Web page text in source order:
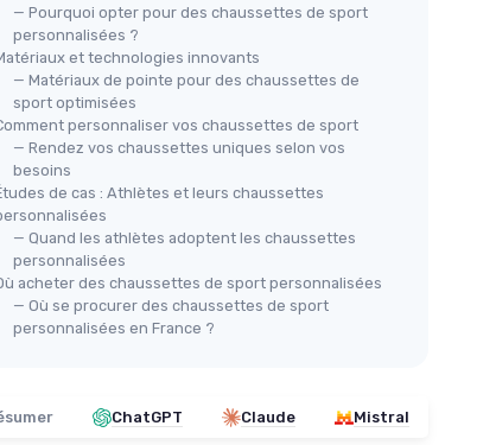
COMPRESSPORT
Chaussettes de Compression
pour Running
＋ Idéale pour l'entraînement et la
— Pourquoi opter pour des chaussettes de sport
personnalisées ?
et technologies innovants
— Matériaux de pointe pour des chaussettes de
sport optimisées
personnaliser vos chaussettes de sport
— Rendez vos chaussettes uniques selon vos
besoins
de cas : Athlètes et leurs chaussettes
— Quand les athlètes adoptent les chaussettes
personnalisées
acheter des chaussettes de sport personnalisées
— Où se procurer des chaussettes de sport
personnalisées en France ?
ChatGPT Claude Mistral